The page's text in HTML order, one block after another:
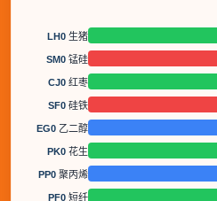
LH0 生猪
SM0 锰硅
CJ0 红枣
SF0 硅铁
EG0 乙二醇
PK0 花生
PP0 聚丙烯
PF0 短纤